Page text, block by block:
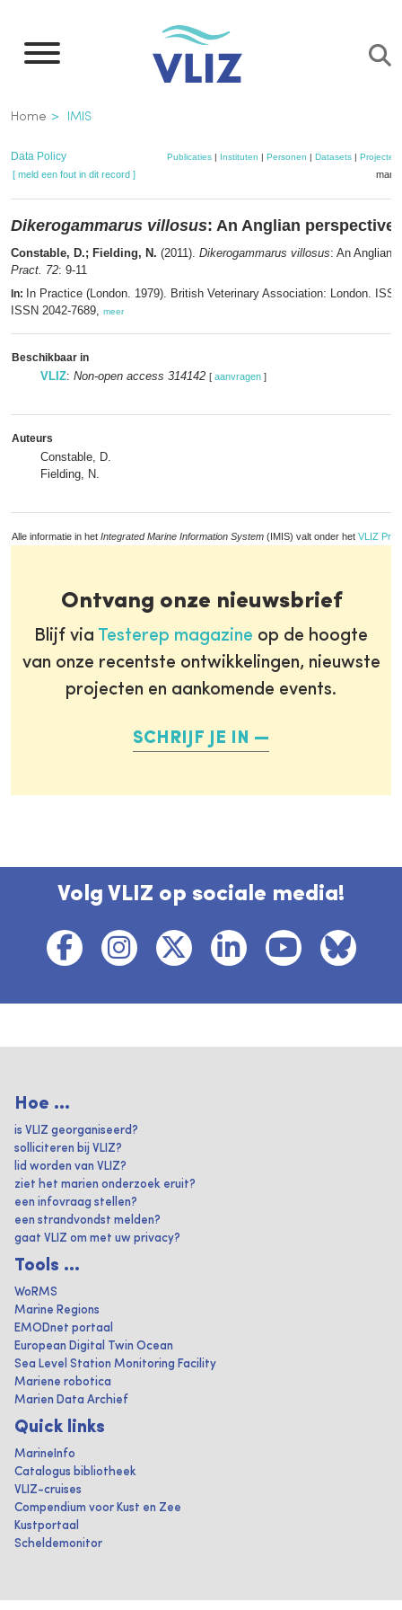
naar
inhoud
gaan
Kruimelpad
Home IMIS
Data Policy Publicaties| Instituten | Personen | Datasets| Projecten
[ meld een fout in dit record ]
Dikerogammarus villosus: An Anglian perspective
Constable, D.; Fielding, N. (2011). Dikerogammarus villosus: An Anglian
Pract. 72: 9-11
In: In Practice (London. 1979). British Veterinary Association: London.
ISSN 2042-7689, meer
Beschikbaar in
VLIZ: Non-open access 314142 [ aanvragen ]
Auteurs
Constable, D.
Fielding, N.
Alle informatie in het Integrated Marine Information System (IMIS) valt onder het VLIZ
Ontvang onze nieuwsbrief
Blijf via Testerep magazine op de hoogte
van onze recentste ontwikkelingen, nieuwste
projecten en aankomende events.
SCHRIJF JE IN
Volg VLIZ op sociale media!
Hoe ...
is VLIZ georganiseerd?
solliciteren bij VLIZ?
lid worden van VLIZ?
ziet het marien onderzoek eruit?
een infovraag stellen?
een strandvondst melden?
gaat VLIZ om met uw privacy?
Tools ...
WoRMS
Marine Regions
EMODnet portaal
European Digital Twin Ocean
Sea Level Station Monitoring Facility
Mariene robotica
Marien Data Archief
Quick links
MarineInfo
Catalogus bibliotheek
VLIZ-cruises
Compendium voor Kust en Zee
Kustportaal
Scheldemonitor